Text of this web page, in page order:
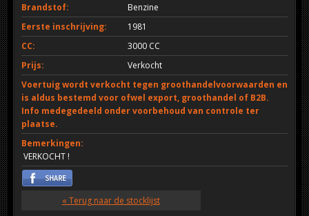
Brandstof:
Benzine
Eerste inschrijving:
1981
CC:
3000 CC
Prijs:
Verkocht
Voertuig wordt verkocht tegen groothandelvoorwaarden en
is aldus bestemd voor ofwel export, groothandel of B2B.
Info medegedeeld onder voorbehoud van controle ter
plaatse.
Bemerkingen:
VERKOCHT !
« Terug naar de stocklijst